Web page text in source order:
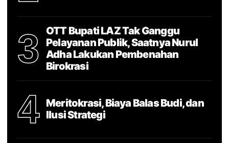
3
OTT Bupati LAZ Tak Ganggu
Pelayanan Publik, Saatnya Nurul
Adha Lakukan Pembenahan
Birokrasi
4
Meritokrasi, Biaya Balas Budi, dan
Ilusi Strategi